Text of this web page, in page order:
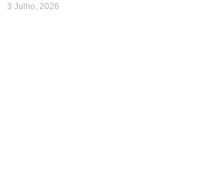
3 Julho, 2026